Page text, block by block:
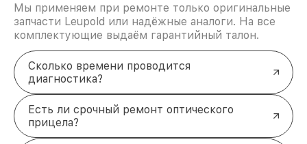
Мы применяем при ремонте только оригинальные
запчасти Leupold или надёжные аналоги. На все
комплектующие выдаём гарантийный талон.
Сколько времени проводится
диагностика?
Есть ли срочный ремонт оптического
прицела?